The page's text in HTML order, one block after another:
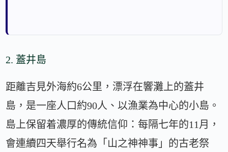
2. 蓋井島
距離吉見外海約6公里，漂浮在響灘上的蓋井
島，是一座人口約90人、以漁業為中心的小島。
島上保留着濃厚的傳統信仰：每隔七年的11月，
會連續四天舉行名為「山之神神事」的古老祭